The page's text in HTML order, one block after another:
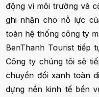
động vì môi trường và
ghi nhận cho nỗ lực
toàn hệ thống công ty
BenThanh Tourist tiếp
Công ty chúng tôi sẽ
chuyển đổi xanh toàn
dựng nền kinh tế bền